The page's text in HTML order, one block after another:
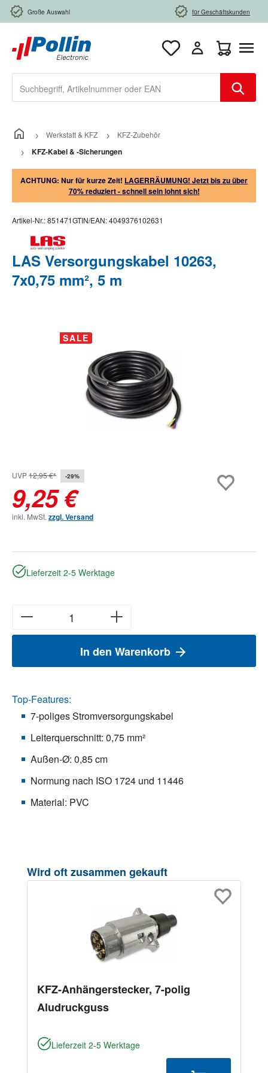
Zum Hauptinhalt springen
Große Auswahl für Geschäftskunden
Werkstatt & KFZ KFZ-Zubehör
KFZ-Kabel & -Sicherungen
ACHTUNG: Nur für kurze Zeit! LAGERRÄUMUNG! Jetzt bis zu über
70% reduziert - schnell sein lohnt sich!
Artikel-Nr.:851471GTIN/EAN:4049376102631
LAS Versorgungskabel 10263,
7x0,75 mm², 5 m
Bildergalerie überspringen
SALE
UVP12,95 €* -29%
9,25 €
inkl. MwSt. zzgl. Versand
Lieferzeit 2-5 Werktage
In den Warenkorb
Top-Features:
7-poliges Stromversorgungskabel
Leiterquerschnitt: 0,75 mm²
Außen-Ø: 0,85 cm
Normung nach ISO 1724 und 11446
Material: PVC
Produktgalerie überspringen
Wird oft zusammen gekauft
KFZ-Anhängerstecker, 7-polig
Aludruckguss
Lieferzeit 2-5 Werktage